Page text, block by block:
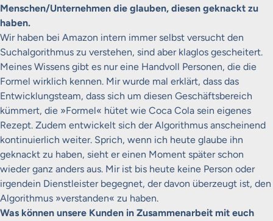
Menschen/Unternehmen die glauben, diesen geknackt zu
haben.
Wir haben bei Amazon intern immer selbst versucht den
Suchalgorithmus zu verstehen, sind aber klaglos gescheitert.
Meines Wissens gibt es nur eine Handvoll Personen, die die
Formel wirklich kennen. Mir wurde mal erklärt, dass das
Entwicklungsteam, dass sich um diesen Geschäftsbereich
kümmert, die »Formel« hütet wie Coca Cola sein eigenes
Rezept. Zudem entwickelt sich der Algorithmus anscheinend
kontinuierlich weiter. Sprich, wenn ich heute glaube ihn
geknackt zu haben, sieht er einen Moment später schon
wieder ganz anders aus. Mir ist bis heute keine Person oder
irgendein Dienstleister begegnet, der davon überzeugt ist, den
Algorithmus »verstanden« zu haben.
Was können unsere Kunden in Zusammenarbeit mit euch